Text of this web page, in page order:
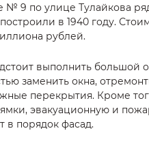
№ 9 по улице Тулайкова
в 1940 году.
рублей.
выполнить большой
заменить окна,
перекрытия. Кроме
эвакуационную и
в порядок фасад.